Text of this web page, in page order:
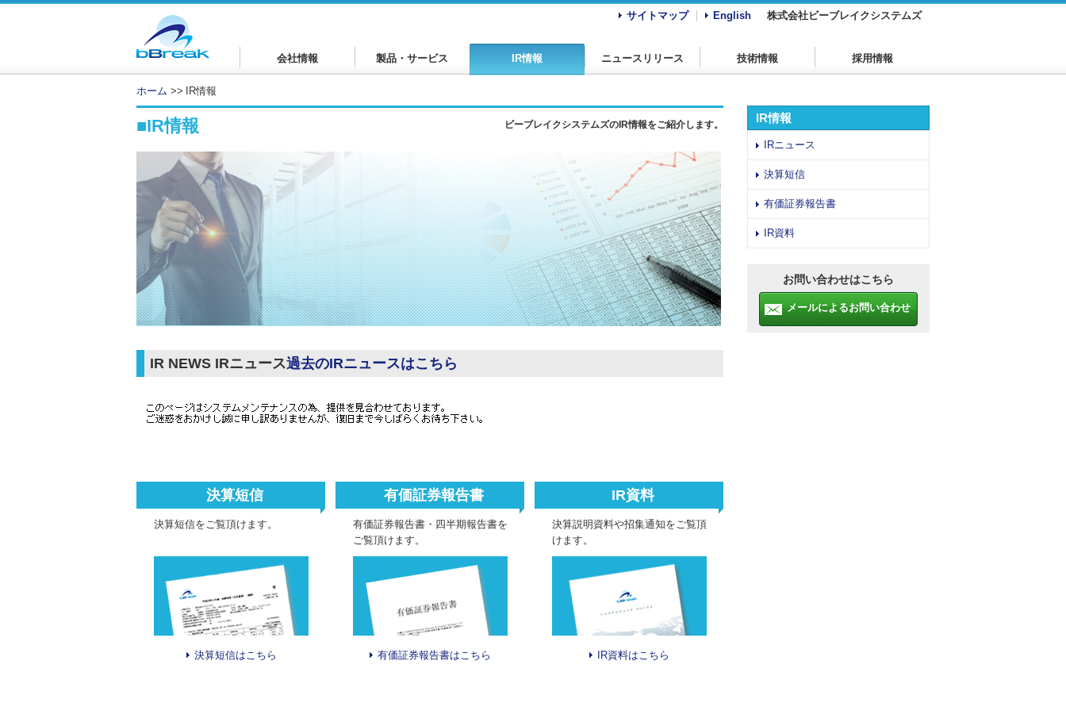
サイトマップ English 株式会社ビーブレイクシステムズ
会社情報 製品・サービス IR情報 ニュースリリース 技術情報 採用情報
ホーム >> IR情報
■IR情報 ビーブレイクシステムズのIR情報をご紹介します。
IR NEWS IRニュース過去のIRニュースはこちら
決算短信
決算短信をご覧頂けます。
決算短信はこちら
有価証券報告書
有価証券報告書・四半期報告書を
ご覧頂けます。
有価証券報告書はこちら
IR資料
決算説明資料や招集通知をご覧頂
けます。
IR資料はこちら
IR情報
IRニュース
決算短信
有価証券報告書
IR資料
お問い合わせはこちら
メールによるお問い合わせ